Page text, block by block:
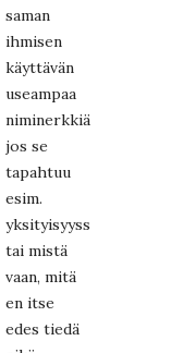
saman
ihmisen
käyttävän
useampaa
niminerkkiä
jos se
tapahtuu
esim.
yksityisyyssyistä
tai mistä
vaan, mitä
en itse
edes tiedä